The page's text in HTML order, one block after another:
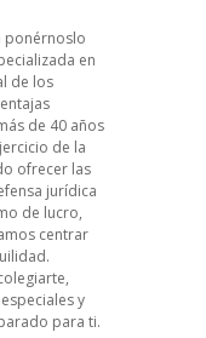
ponérnoslo
en
de los
de 40 años
de la
ofrecer las
jurídica
de lucro,
centrar
y
para ti.